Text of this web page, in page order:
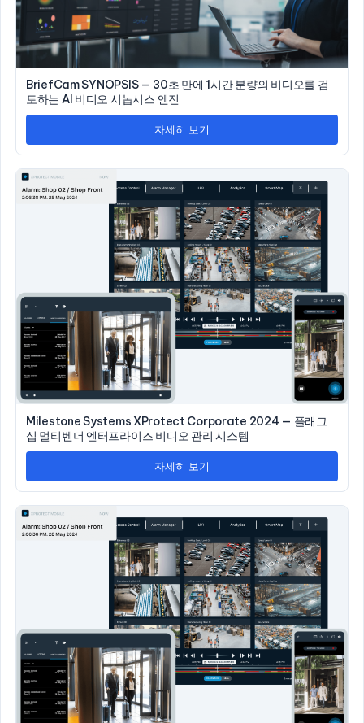
BriefCam SYNOPSIS — 30초 만에 1시간 분량의 비디오를 검
토하는 AI 비디오 시놉시스 엔진
자세히 보기
Milestone Systems XProtect Corporate 2024 — 플래그
십 멀티벤더 엔터프라이즈 비디오 관리 시스템
자세히 보기